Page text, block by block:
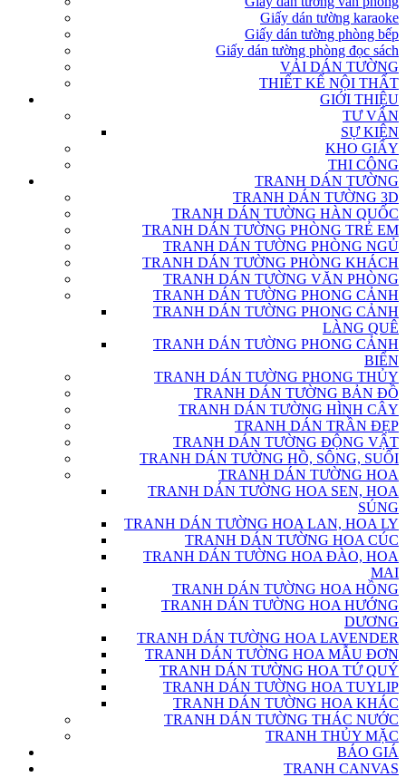
Giấy dán tường karaoke
Giấy dán tường phòng bếp
Giấy dán tường phòng đọc sách
VẢI DÁN TƯỜNG
THIẾT KẾ NỘI THẤT
GIỚI THIỆU
TƯ VẤN
SỰ KIỆN
KHO GIẤY
THI CÔNG
TRANH DÁN TƯỜNG
TRANH DÁN TƯỜNG 3D
TRANH DÁN TƯỜNG HÀN QUỐC
TRANH DÁN TƯỜNG PHÒNG TRẺ EM
TRANH DÁN TƯỜNG PHÒNG NGỦ
TRANH DÁN TƯỜNG PHÒNG KHÁCH
TRANH DÁN TƯỜNG VĂN PHÒNG
TRANH DÁN TƯỜNG PHONG CẢNH
TRANH DÁN TƯỜNG PHONG CẢNH
LÀNG QUÊ
TRANH DÁN TƯỜNG PHONG CẢNH
BIỂN
TRANH DÁN TƯỜNG PHONG THỦY
TRANH DÁN TƯỜNG BẢN ĐỒ
TRANH DÁN TƯỜNG HÌNH CÂY
TRANH DÁN TRẦN ĐẸP
TRANH DÁN TƯỜNG ĐỘNG VẬT
TRANH DÁN TƯỜNG HỒ, SÔNG, SUỐI
TRANH DÁN TƯỜNG HOA
TRANH DÁN TƯỜNG HOA SEN, HOA
SÚNG
TRANH DÁN TƯỜNG HOA LAN, HOA LY
TRANH DÁN TƯỜNG HOA CÚC
TRANH DÁN TƯỜNG HOA ĐÀO, HOA
MAI
TRANH DÁN TƯỜNG HOA HỒNG
TRANH DÁN TƯỜNG HOA HƯỚNG
DƯƠNG
TRANH DÁN TƯỜNG HOA LAVENDER
TRANH DÁN TƯỜNG HOA MẪU ĐƠN
TRANH DÁN TƯỜNG HOA TỨ QUÝ
TRANH DÁN TƯỜNG HOA TUYLIP
TRANH DÁN TƯỜNG HOA KHÁC
TRANH DÁN TƯỜNG THÁC NƯỚC
TRANH THỦY MẶC
BÁO GIÁ
TRANH CANVAS